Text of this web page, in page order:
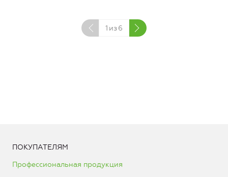
1 из6
ПОКУПАТЕЛЯМ
Профессиональная продукция